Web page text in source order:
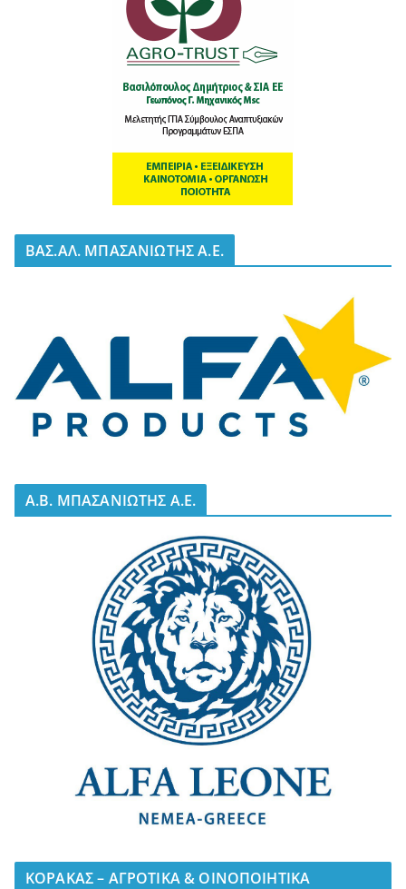
BΑΣ.ΑΛ. ΜΠΑΣΑΝΙΩΤΗΣ Α.Ε.
A.B. ΜΠΑΣΑΝΙΩΤΗΣ Α.Ε.
ΚΟΡΑΚΑΣ – ΑΓΡΟΤΙΚΑ & ΟΙΝΟΠΟΙΗΤΙΚΑ